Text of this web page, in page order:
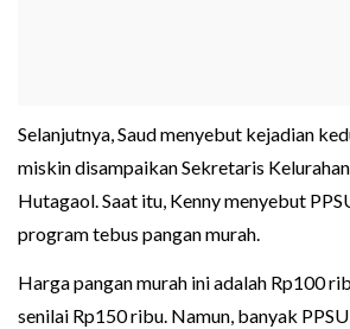
Selanjutnya, Saud menyebut kejadian
miskin disampaikan Sekretaris
Hutagaol. Saat itu, Kenny menyebut
program tebus pangan murah.
Harga pangan murah ini adalah Rp100
senilai Rp150 ribu. Namun, banyak